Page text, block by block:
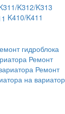
K410/K411
гидроблока
Ремонт
Ремонт
на вариатор